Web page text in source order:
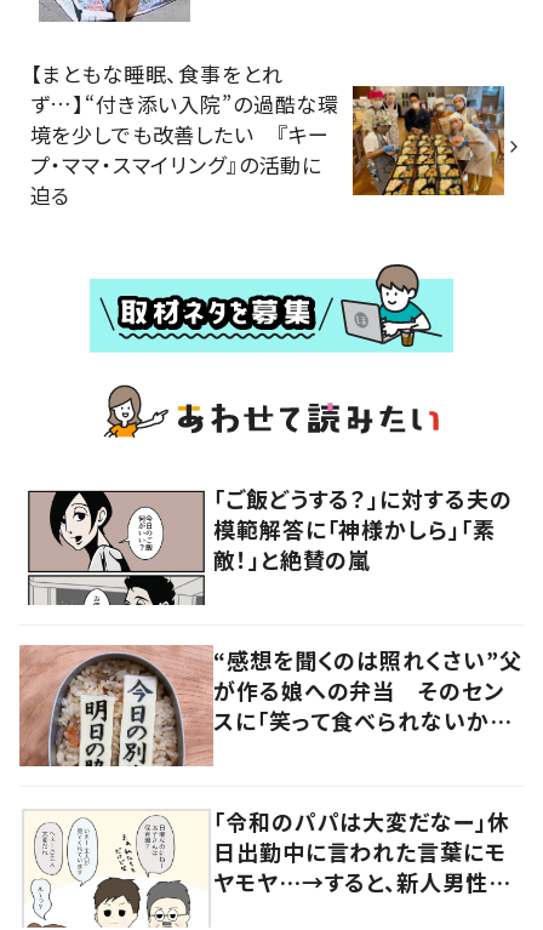
【まともな睡眠、食事をとれ
ず…】“付き添い入院”の過酷な環
境を少しでも改善したい 『キー
プ・ママ・スマイリング』の活動に
迫る
「ご飯どうする？」に対する夫の
模範解答に「神様かしら」「素
敵！」と絶賛の嵐
“感想を聞くのは照れくさい”父
が作る娘への弁当 そのセン
スに「笑って食べられないかも」
「令和のパパは大変だなー」休
日出勤中に言われた言葉にモ
ヤモヤ…→すると、新人男性社